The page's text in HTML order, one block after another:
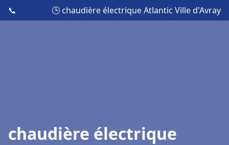
📞 🕒 chaudière électrique Atlantic Ville d'Avray
chaudière électrique